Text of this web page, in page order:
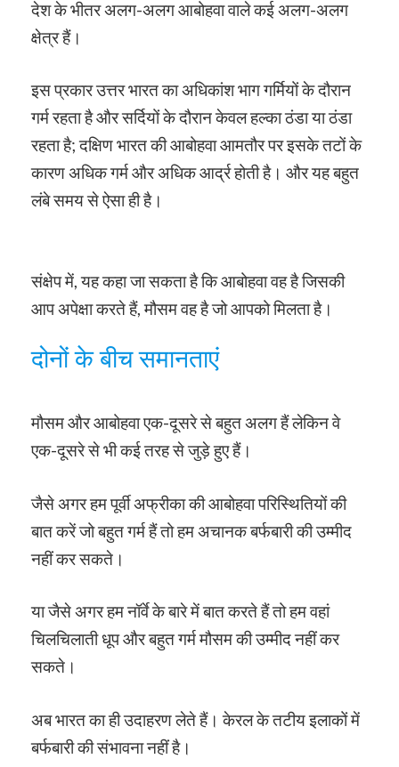
देश के भीतर अलग-अलग आबोहवा वाले कई अलग-अलग
क्षेत्र हैं।
इस प्रकार उत्तर भारत का अधिकांश भाग गर्मियों के दौरान
गर्म रहता है और सर्दियों के दौरान केवल हल्का ठंडा या ठंडा
रहता है; दक्षिण भारत की आबोहवा आमतौर पर इसके तटों के
कारण अधिक गर्म और अधिक आर्द्र होती है। और यह बहुत
लंबे समय से ऐसा ही है।
संक्षेप में, यह कहा जा सकता है कि आबोहवा वह है जिसकी
आप अपेक्षा करते हैं, मौसम वह है जो आपको मिलता है।
दोनों के बीच समानताएं
मौसम और आबोहवा एक-दूसरे से बहुत अलग हैं लेकिन वे
एक-दूसरे से भी कई तरह से जुड़े हुए हैं।
जैसे अगर हम पूर्वी अफ्रीका की आबोहवा परिस्थितियों की
बात करें जो बहुत गर्म हैं तो हम अचानक बर्फबारी की उम्मीद
नहीं कर सकते।
या जैसे अगर हम नॉर्वे के बारे में बात करते हैं तो हम वहां
चिलचिलाती धूप और बहुत गर्म मौसम की उम्मीद नहीं कर
सकते।
अब भारत का ही उदाहरण लेते हैं। केरल के तटीय इलाकों में
बर्फबारी की संभावना नहीं है।